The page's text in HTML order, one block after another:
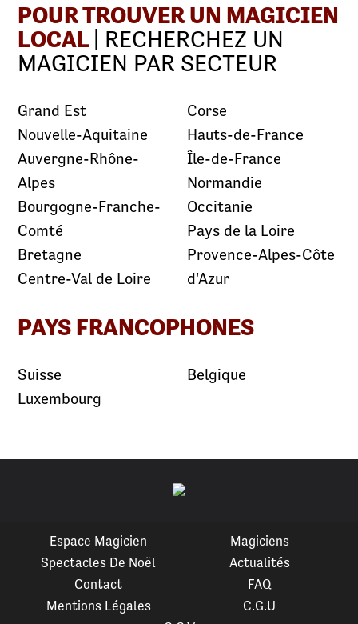
POUR TROUVER UN MAGICIEN
LOCAL | RECHERCHEZ UN
MAGICIEN PAR SECTEUR
Grand Est
Nouvelle-Aquitaine
Auvergne-Rhône-
Alpes
Bourgogne-Franche-
Comté
Bretagne
Centre-Val de Loire
Corse
Hauts-de-France
Île-de-France
Normandie
Occitanie
Pays de la Loire
Provence-Alpes-Côte
d'Azur
PAYS FRANCOPHONES
Suisse
Luxembourg
Belgique
Espace Magicien
Magiciens
Spectacles De Noël
Actualités
Contact
FAQ
Mentions Légales
C.G.U